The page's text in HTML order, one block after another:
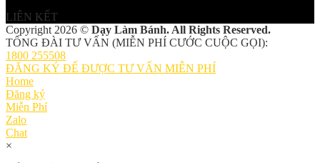
LIÊN KẾT
Copyright 2026 © Dạy Làm Bánh. All Rights Reserved.
TỔNG ĐÀI TƯ VẤN (MIỄN PHÍ CƯỚC CUỘC GỌI):
1800 255508
ĐĂNG KÝ ĐỂ ĐƯỢC TƯ VẤN MIỄN PHÍ
Home
Đăng ký
Miễn Phí
Zalo
Chat
×